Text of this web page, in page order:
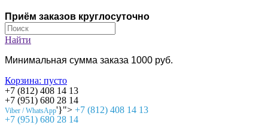
Приём заказов круглосуточно
Найти
Минимальная сумма заказа 1000 руб.
Корзина: пусто
+7 (812) 408 14 13
+7 (951) 680 28 14
Viber / WhatsApp'}"> +7 (812) 408 14 13
+7 (951) 680 28 14